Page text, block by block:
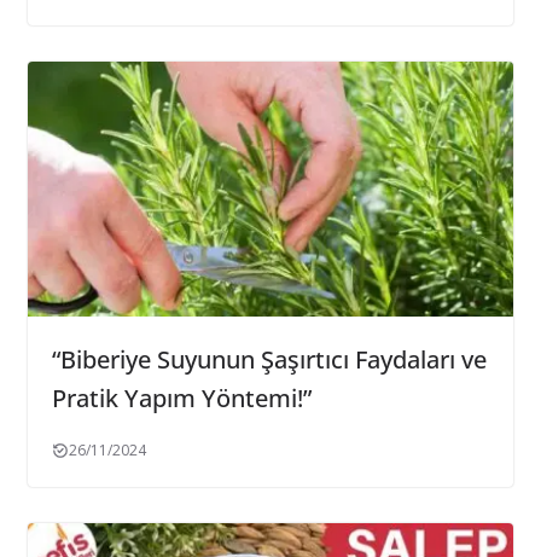
“Biberiye Suyunun Şaşırtıcı Faydaları ve
Pratik Yapım Yöntemi!”
26/11/2024